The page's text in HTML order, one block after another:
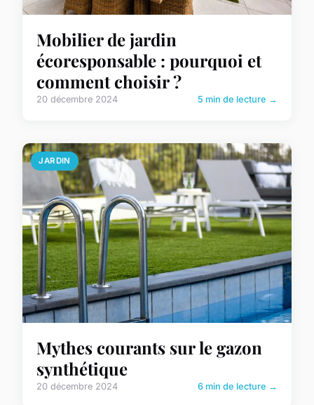
Mobilier de jardin
écoresponsable : pourquoi et
comment choisir ?
20 décembre 2024 5 min de lecture →
JARDIN
Mythes courants sur le gazon
synthétique
20 décembre 2024 6 min de lecture →